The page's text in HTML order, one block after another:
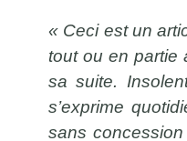
« Ceci est un
tout ou en partie
sa suite.
s’exprime
sans concession